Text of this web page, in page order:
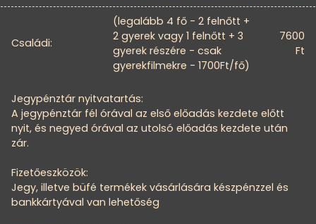
Családi:
(legalább 4 fő - 2 felnőtt +
2 gyerek vagy 1 felnőtt + 3
gyerek részére - csak
gyerekfilmekre - 1700Ft/fő)
7600
Ft
Jegypénztár nyitvatartás:
A jegypénztár fél órával az első előadás kezdete előtt
nyit, és negyed órával az utolsó előadás kezdete után
zár.
Fizetőeszközök:
Jegy, illetve büfé termékek vásárlására készpénzzel és
bankkártyával van lehetőség